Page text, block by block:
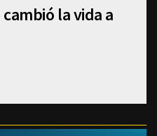
la vida a